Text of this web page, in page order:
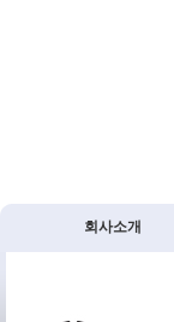
회사소개